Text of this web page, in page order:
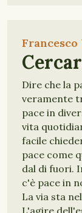
Dire che la
veramente
pace in
vita
facile
pace come
dal di fuori.
c'è pace in
La via sta
L'agire